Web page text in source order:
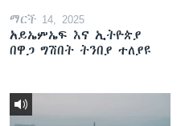
ማርች 14, 2025
አይኤምኤፍ እና ኢትዮጵያ
በዋጋ ግሽበት ትንበያ ተለያዩ